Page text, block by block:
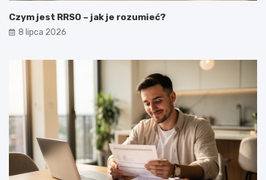
Czym jest RRSO – jak je rozumieć?
8 lipca 2026